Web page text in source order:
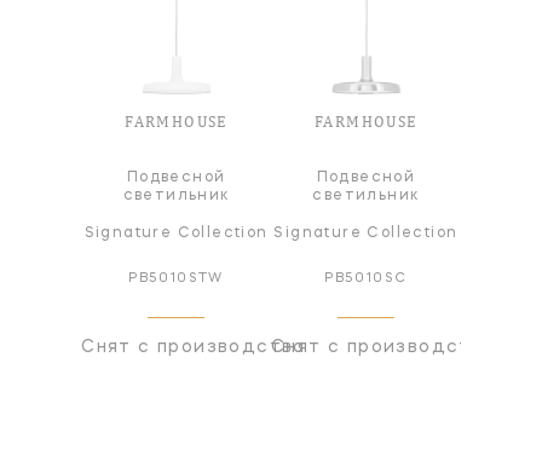
FARMHOUSE
Подвесной
светильник
Signature Collection
PB5010STW
Снят с производства
FARMHOUSE
Подвесной
светильник
Signature Collection
PB5010SC
Снят с производства